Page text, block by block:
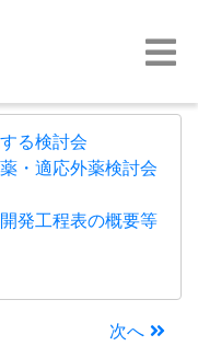
る検討会
・適応外薬検討会
発工程表の概要等
次へ